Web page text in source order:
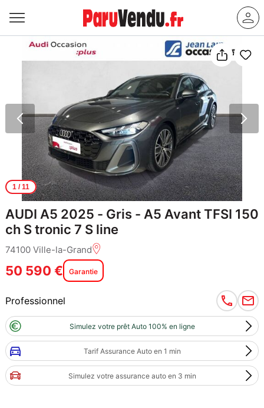
1/ 11
AUDI A5 2025 - Gris - A5 Avant TFSI 150
ch S tronic 7 S line
74100 Ville-la-Grand
50 590 € Garantie
Professionnel
Simulez votre prêt Auto 100% en ligne
Tarif Assurance Auto en 1 min
Simulez votre assurance auto en 3 min